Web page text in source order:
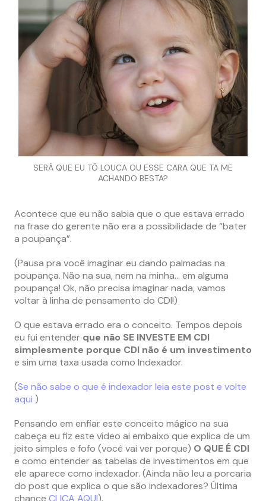
SERÁ QUE EU TÔ LOUCA OU ESSE CARA QUE TA ME
ACHANDO BESTA?
Acontece que eu não sabia que o que estava errado
na frase do gerente não era a possibilidade de “bater
a poupança”.
(Pausa pra você imaginar eu dando palmadas na
poupança. Não na sua, nem na minha… em alguma
poupança! Ok, não precisa imaginar nada, vamos
voltar à linha de pensamento do CDI!)
O que estava errado era o conceito. Tempos depois
eu fui entender que não SE INVESTE EM CDI
simplesmente porque CDI não é um investimento
e sim uma taxa usada como Indexador.
(Se não sabe o que é indexador leia este post e volte
aqui )
Pensando em enfiar este conceito mágico na sua
cabeça eu fiz este vídeo ai embaixo que explica de um
jeito simples e fofo (você vai ver porque) O QUE É CDI
e como entender as tabelas de investimentos em que
ele aparece como indexador. (Ainda não leu a porcaria
do post que explica o que são indexadores? Última
chance CLICA AQUI).